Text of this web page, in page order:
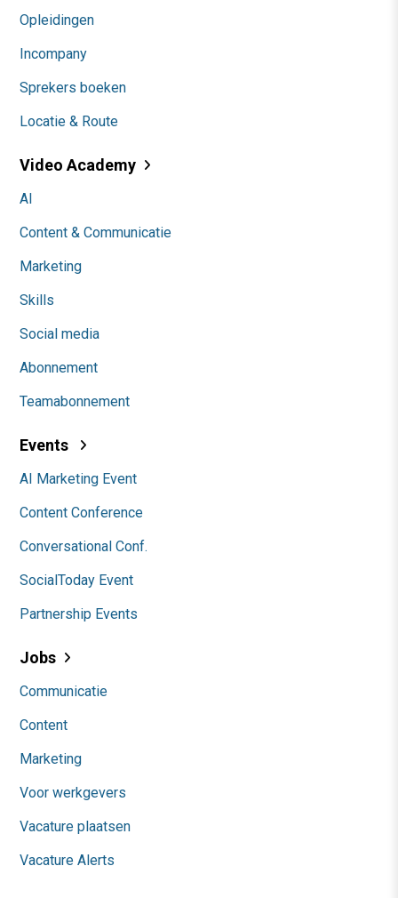
Opleidingen
Incompany
Sprekers boeken
Locatie & Route
Video Academy
AI
Content & Communicatie
Marketing
Skills
Social media
Abonnement
Teamabonnement
Events
AI Marketing Event
Content Conference
Conversational Conf.
SocialToday Event
Partnership Events
Jobs
Communicatie
Content
Marketing
Voor werkgevers
Vacature plaatsen
Vacature Alerts